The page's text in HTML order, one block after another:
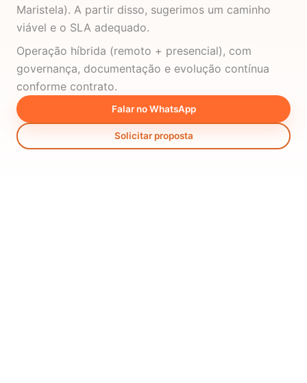
Maristela). A partir disso, sugerimos um caminho
viável e o SLA adequado.
Operação híbrida (remoto + presencial), com
governança, documentação e evolução contínua
conforme contrato.
Falar no WhatsApp
Solicitar proposta